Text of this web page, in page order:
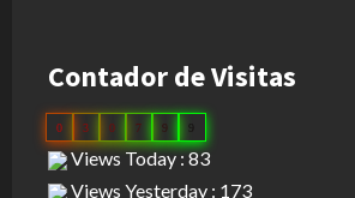
Contador de Visitas
0 3 0 7 9
Views Today : 83
Views Yesterday : 173